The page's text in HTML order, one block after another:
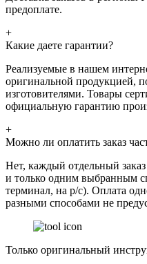
предоплате.
+
Какие даете гарантии?
Реализуемые в нашем
оригинальной продукцией,
изготовителями. Товары
официальную гарантию
+
Можно ли оплатить заказ
Нет, каждый отдельный
и только одним выбранным
терминал, на р/с). Оплата
разными способами не
Только оригинальный